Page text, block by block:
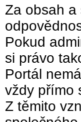
Za obsah a
Pokud
si právo
Portál
vždy přímo
Z těmito